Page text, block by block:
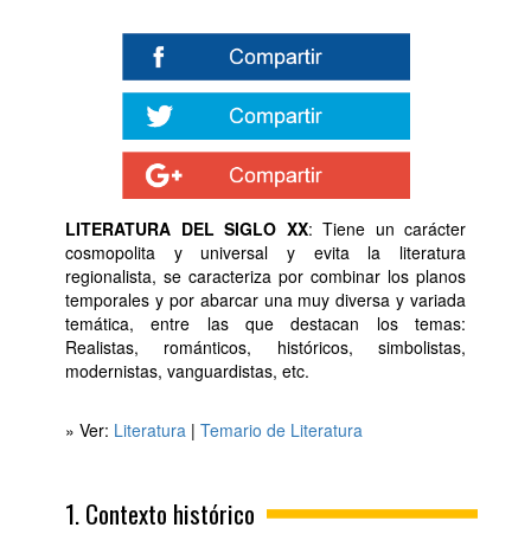
LITERATURA DEL SIGLO XX: Tiene un carácter
cosmopolita y universal y evita la literatura
regionalista, se caracteriza por combinar los planos
temporales y por abarcar una muy diversa y variada
temática, entre las que destacan los temas:
Realistas, románticos, históricos, simbolistas,
modernistas, vanguardistas, etc.
» Ver: Literatura | Temario de Literatura
1. Contexto histórico